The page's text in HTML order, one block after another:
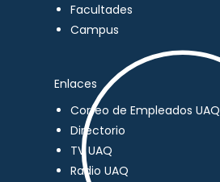
Facultades
Campus
Enlaces
Correo de Empleados UAQ
Directorio
TV UAQ
Radio UAQ